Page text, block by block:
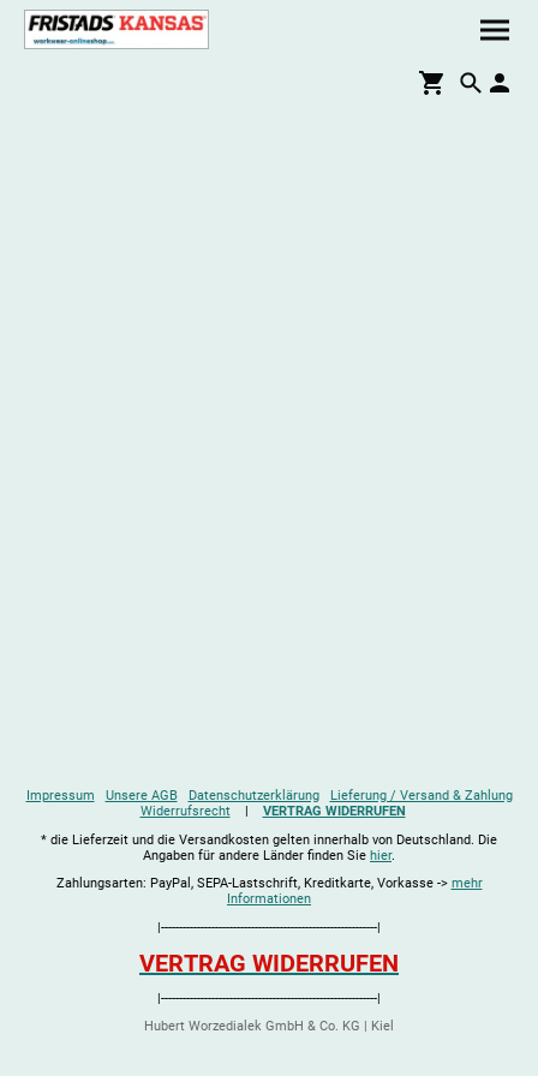
Impressum Unsere AGB Datenschutzerklärung
Lieferung / Versand & Zahlung
Widerrufsrecht| VERTRAG WIDERRUFEN
* die Lieferzeit und die Versandkosten gelten innerhalb von Deutschland. Die
Angaben für andere Länder finden Sie hier.
Zahlungsarten: PayPal, SEPA-Lastschrift, Kreditkarte, Vorkasse -> mehr
Informationen
|------------------------------------------------------------|
VERTRAG WIDERRUFEN
|------------------------------------------------------------|
Hubert Worzedialek GmbH & Co. KG | Kiel